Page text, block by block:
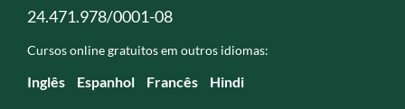
24.471.978/0001-08
Cursos online gratuitos em outros idiomas:
Inglês Espanhol Francês Hindi